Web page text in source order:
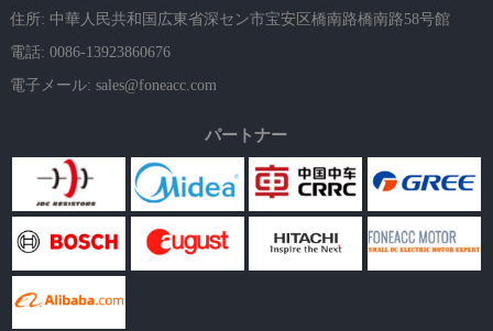
住所: 中華人民共和国広東省深セン市宝安区橋南路橋南路58号館
電話: 0086-13923860676
電子メール: sales@foneacc.com
パートナー